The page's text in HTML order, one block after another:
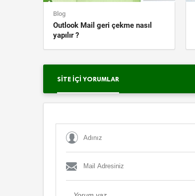
Blog
Outlook Mail geri çekme nasıl
yapılır ?
SITE İÇI YORUMLAR